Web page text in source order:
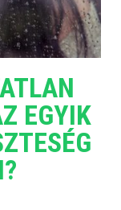
EGYIK